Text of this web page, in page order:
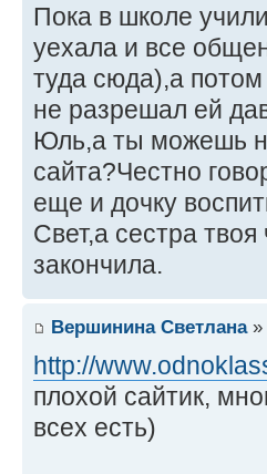
Пока в школе
уехала и все
туда сюда),а потом
не разрешал ей
Юль,а ты можешь
сайта?Честно
еще и дочку
Свет,а сестра
закончила.
Вершинина Светлана»
http://
плохой сайтик,
всех есть)